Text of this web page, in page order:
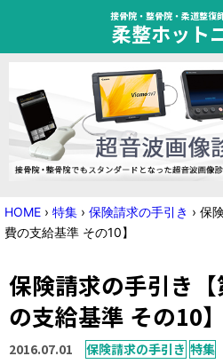
接骨院・整骨院・柔道整復
柔整ホット
HOME
トピック
ニュース
国家試験対策
学会・セミナー情報
HOME › 特集 › 保険請求の手引き › 保
費の支給基準 その10】
保険請求の手引き
の支給基準 その10】
2016.07.01 保険請求の手引き 特集